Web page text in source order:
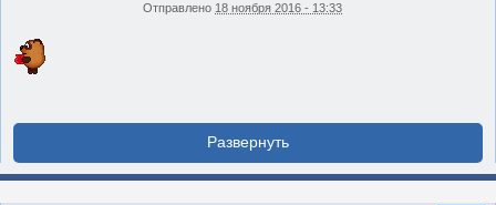
Отправлено 18 ноября 2016 - 13:33